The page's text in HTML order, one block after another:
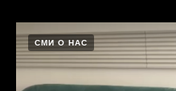
СМИ О НАС